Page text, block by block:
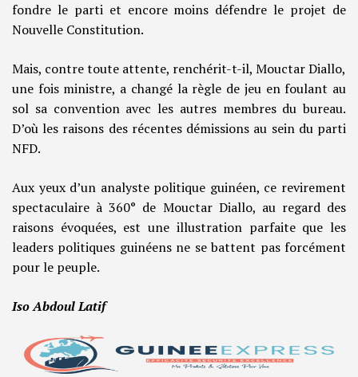
fondre le parti et encore moins défendre le projet de
Nouvelle Constitution.
Mais, contre toute attente, renchérit-t-il, Mouctar Diallo,
une fois ministre, a changé la règle de jeu en foulant au
sol sa convention avec les autres membres du bureau.
D’où les raisons des récentes démissions au sein du parti
NFD.
Aux yeux d’un analyste politique guinéen, ce revirement
spectaculaire à 360° de Mouctar Diallo, au regard des
raisons évoquées, est une illustration parfaite que les
leaders politiques guinéens ne se battent pas forcément
pour le peuple.
Iso Abdoul Latif